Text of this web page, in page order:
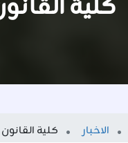
كلية
الاخبار كلية القانون